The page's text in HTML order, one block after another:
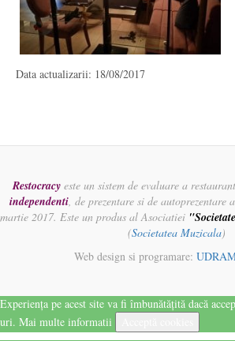
Data actualizarii: 18/08/2017
Restocracy este un sistem de evaluare a
independenti, de prezentare si de autoprezentare
martie 2017. Este un produs al Asociatiei
(Societatea Muzicala)
Web design si programare:
Experiența pe acest site va fi îmbunătățită dacă
uri. Mai multe informatii